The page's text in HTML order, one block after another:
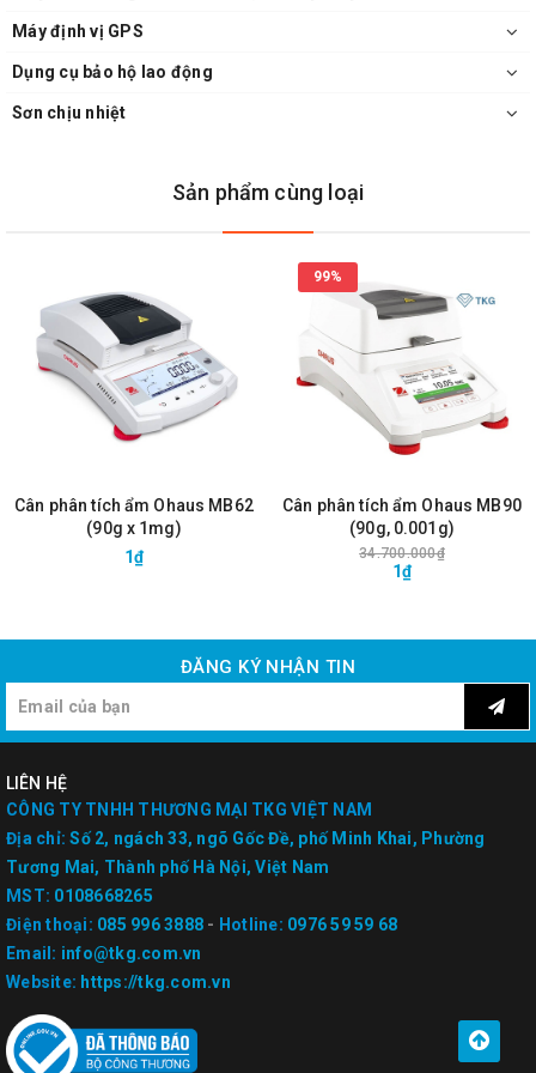
Máy định vị GPS
Dụng cụ bảo hộ lao động
Sơn chịu nhiệt
Sản phẩm cùng loại
Cân phân tích ẩm Ohaus MB62
(90g x 1mg)
1₫
99%
Cân phân tích ẩm Ohaus MB90
(90g, 0.001g)
34.700.000₫
1₫
ĐĂNG KÝ NHẬN TIN
LIÊN HỆ
CÔNG TY TNHH THƯƠNG MẠI TKG VIỆT NAM
Địa chỉ: Số 2, ngách 33, ngõ Gốc Đề, phố Minh Khai, Phường
Tương Mai, Thành phố Hà Nội, Việt Nam
MST: 0108668265
Điện thoại: 085 996 3888 - Hotline: 0976 59 59 68
Email: info@tkg.com.vn
Website: https://tkg.com.vn